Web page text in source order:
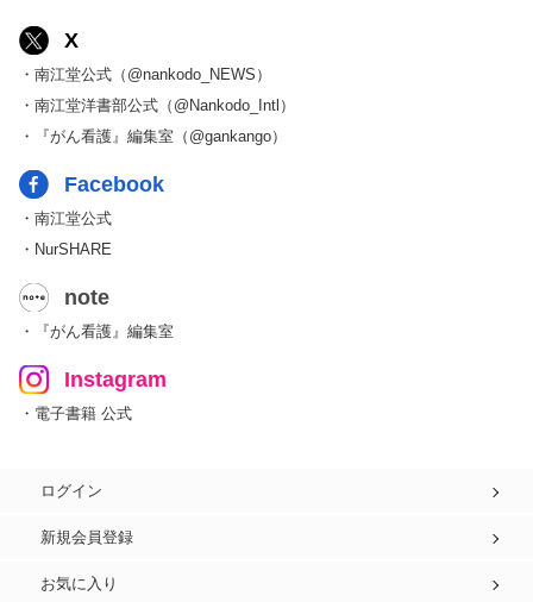
X
・南江堂公式（@nankodo_NEWS）
・南江堂洋書部公式（@Nankodo_Intl）
・『がん看護』編集室（@gankango）
Facebook
・南江堂公式
・NurSHARE
note
・『がん看護』編集室
Instagram
・電子書籍 公式
ログイン
新規会員登録
お気に入り